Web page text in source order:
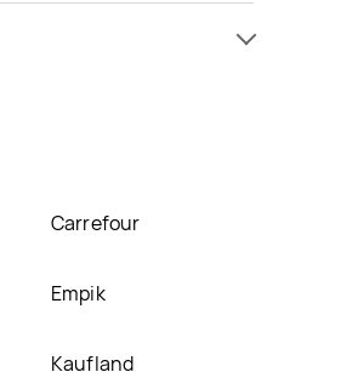
Carrefour
Empik
Kaufland